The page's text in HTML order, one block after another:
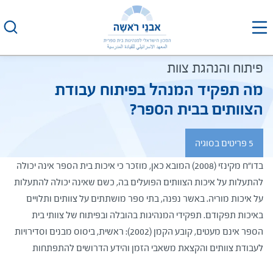
פיתוח והנהגת צוות
מה תפקיד המנהל בפיתוח עבודת
הצוותים בבית הספר?
5 פריטים בסוגיה
​​בדו"ח מקינזי (2008) המובא כאן, מוזכר כי איכות בית הספר אינה יכולה
להתעלות על איכות הצוותים הפועלים בה, כשם שאינה יכולה להתעלות
על איכות מוריה. באשר נפנה, בתי ספר מושתתים על צוותים ותלויים
באיכות תפקודם. תפקידי המנהיגות בהובלה ובפיתוח של צוותי בית
הספר אינם מעטים, קובע הקמן (2002): ראשית, ביסוס מבנים וסדירויות
לעבודת צוותים והקצאת משאבי הזמן והידע הדרושים להתפתחות